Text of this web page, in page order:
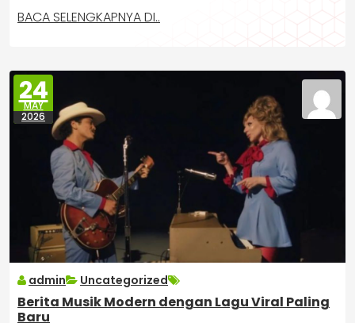
BACA SELENGKAPNYA DI..
24
MAY
2026
admin Uncategorized
Berita Musik Modern dengan Lagu Viral Paling
Baru